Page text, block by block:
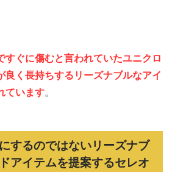
すぐに傷むと言われていたユニクロ
良く長持ちするリーズナブルなアイ
ています。
するのではないリーズナブ
アイテムを提案するセレオ